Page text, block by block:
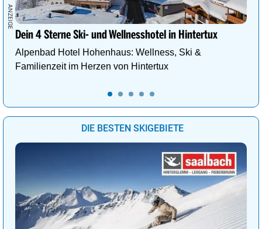
Dein 4 Sterne Ski- und Wellnesshotel in Hintertux
Alpenbad Hotel Hohenhaus: Wellness, Ski &
Familienzeit im Herzen von Hintertux
DIE BESTEN SKIGEBIETE